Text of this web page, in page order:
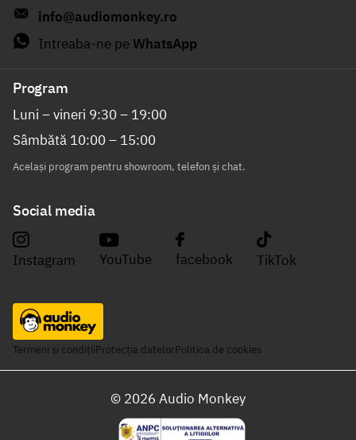
info@audiomonkey.ro
Intreaba-ne pe WhatsApp
Program
Luni – vineri 9:30 – 19:00
Sâmbătă 10:00 – 15:00
Același program pentru showroom, telefon și chat.
Social media
Instagram YouTube facebook TikTok
Termeni și condițiiProtecția datelorPolitica de cookies
© 2026 Audio Monkey